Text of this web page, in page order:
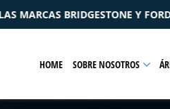
$2.2MACUERDOPOR UN
HOME SOBRE NOSOTROS